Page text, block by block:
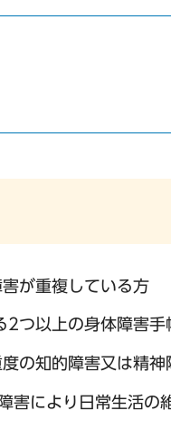
が重複している方
つ以上の身体障害
の知的障害又は精
害により日常生活の